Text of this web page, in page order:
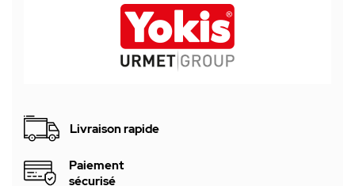
Livraison rapide
Paiement
sécurisé